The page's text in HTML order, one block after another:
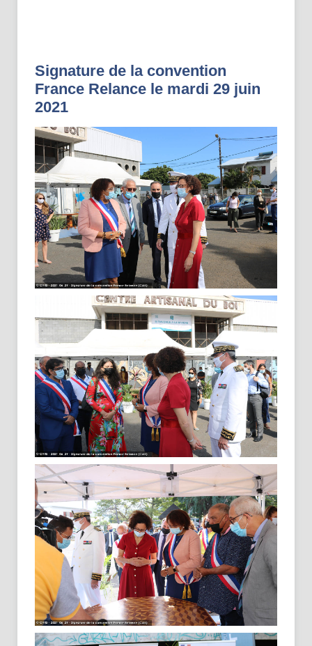
Signature de la convention
France Relance le mardi 29 juin
2021